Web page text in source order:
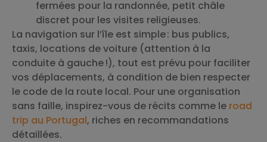
fermées pour la randonnée, petit châle
discret pour les visites religieuses.
La navigation sur l’île est simple : bus publics,
taxis, locations de voiture (attention à la
conduite à gauche !), tout est prévu pour faciliter
vos déplacements, à condition de bien respecter
le code de la route local. Pour une organisation
sans faille, inspirez-vous de récits comme le road
trip au Portugal, riches en recommandations
détaillées.